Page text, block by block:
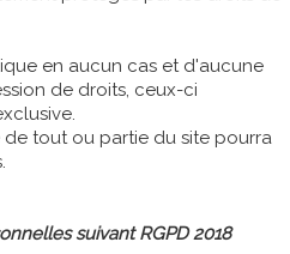
en aucun cas et d'aucune
de droits, ceux-ci
tout ou partie du site pourra
suivant RGPD 2018